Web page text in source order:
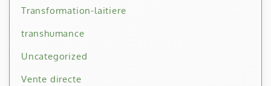
Transformation-laitiere
transhumance
Uncategorized
Vente directe